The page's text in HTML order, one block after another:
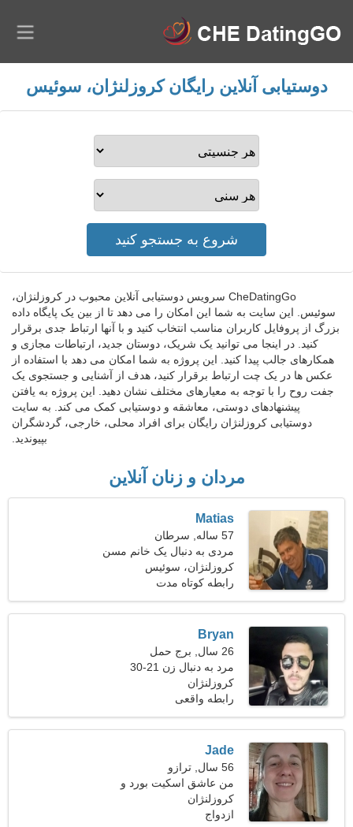
دوستیابی آنلاین رایگان کروزلنژان، سوئیس
CheDatingGo سرویس دوستیابی آنلاین محبوب در کروزلنژان،
سوئیس. این سایت به شما این امکان را می دهد تا از بین یک پایگاه داده
بزرگ از پروفایل کاربران مناسب انتخاب کنید و با آنها ارتباط جدی برقرار
کنید. در اینجا می توانید یک شریک، دوستان جدید، ارتباطات مجازی و
همکارهای جالب پیدا کنید. این پروژه به شما امکان می دهد با استفاده از
عکس ها در یک چت ارتباط برقرار کنید، هدف از آشنایی و جستجوی یک
جفت روح را با توجه به معیارهای مختلف نشان دهید. این پروژه به یافتن
پیشنهادهای دوستی، معاشقه و دوستیابی کمک می کند. به سایت
دوستیابی کروزلنژان رایگان برای افراد محلی، خارجی، گردشگران
بپیوندید.
مردان و زنان آنلاین
Matias
57 ساله, سرطان
مردی به دنبال یک خانم مسن
کروزلنژان، سوئیس
رابطه کوتاه مدت
Bryan
26 سال, برج حمل
مرد به دنبال زن 21-30
کروزلنژان
رابطه واقعی
Jade
56 سال, ترازو
من عاشق اسکیت بورد و
والیبال هستم
کروزلنژان
ازدواج